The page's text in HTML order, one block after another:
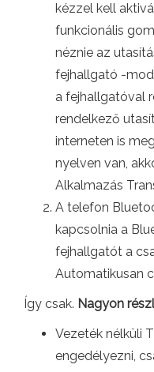
kézzel kell
funkcionális
néznie az
fejhallgató -
a fejhallgatóval
rendelkező
interneten is
nyelven van,
Alkalmazás
A telefon
kapcsolnia a
fejhallgatót a
Automatikusan
Így csak. Nagyon
Vezeték nélküli
engedélyezni,